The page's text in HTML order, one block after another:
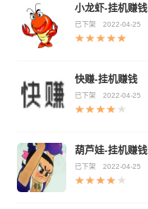
小龙虾-挂机赚钱
已下架 2022-04-25
快赚-挂机赚钱
已下架 2022-04-25
葫芦娃-挂机赚钱
已下架 2022-04-25